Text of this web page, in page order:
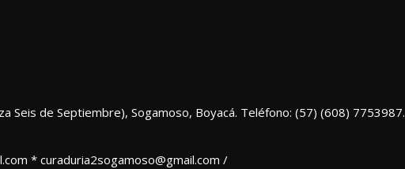
Seis de Septiembre), Sogamoso, Boyacá. Teléfono: (57) (608) 7753987.
* curaduria2sogamoso@gmail.com /